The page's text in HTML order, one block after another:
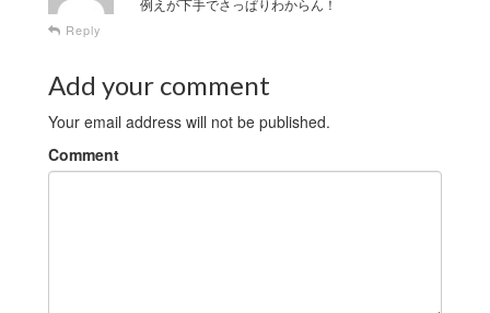
Reply
Add your comment
Your email address will not be published.
Comment